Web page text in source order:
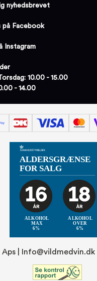
nyhedsbrevet
på Facebook
Instagram
10.00 - 15.00
- 14.00
| Info@vildmedvin.dk